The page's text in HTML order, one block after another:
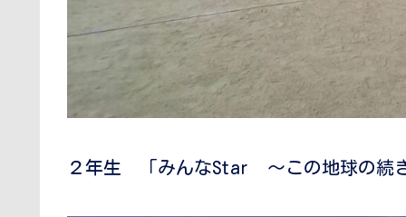
２年生 「みんなStar 〜この地球の続